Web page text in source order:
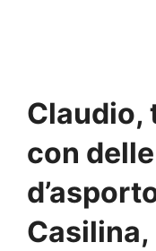
Claudio,
con